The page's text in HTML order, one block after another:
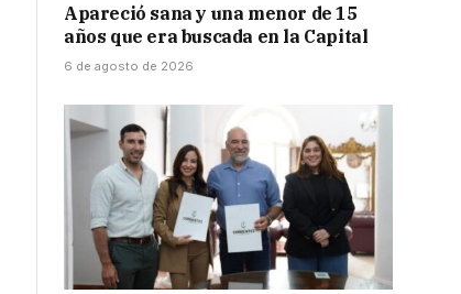
Apareció sana y una menor de 15
años que era buscada en la Capital
6 de agosto de 2026